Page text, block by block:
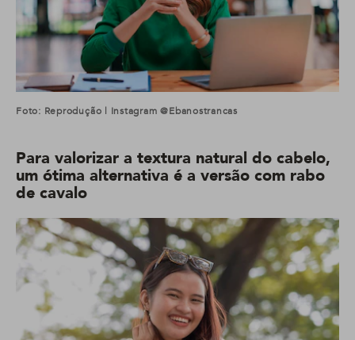
Foto: Reprodução | Instagram @ebanostrancas
Para valorizar a textura natural do cabelo,
um ótima alternativa é a versão com rabo
de cavalo